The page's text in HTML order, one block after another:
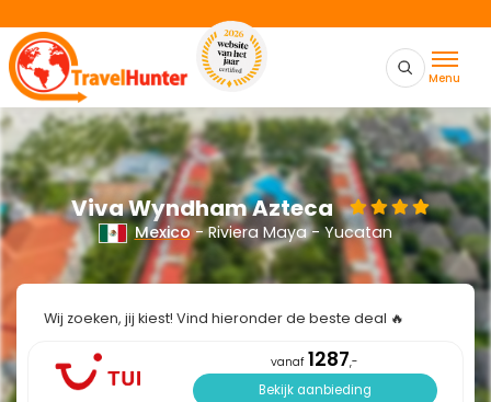
Menu
Viva Wyndham Azteca
Mexico- Riviera Maya - Yucatan
Wij zoeken, jij kiest! Vind hieronder de beste deal 🔥
vanaf 1287,-
Bekijk aanbieding